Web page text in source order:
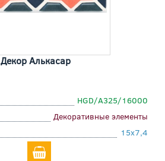
Декор Алькасар
HGD/A325/16000
Декоративные элементы
15x7,4